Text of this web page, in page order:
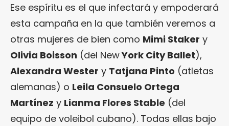
Ese espíritu es el que infectará y empoderará
esta campaña en la que también veremos a
otras mujeres de bien como Mimi Staker y
Olivia Boisson (del NewYork City Ballet),
Alexandra Wester y Tatjana Pinto (atletas
alemanas) o Leila Consuelo Ortega
Martínez y Lianma Flores Stable (del
equipo de voleibol cubano). Todas ellas bajo